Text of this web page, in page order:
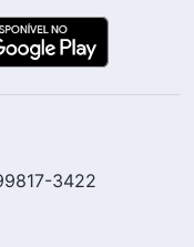
3422